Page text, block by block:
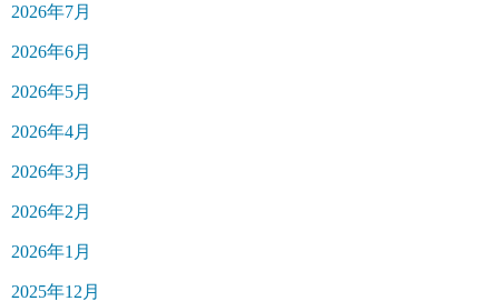
2026年7月
2026年6月
2026年5月
2026年4月
2026年3月
2026年2月
2026年1月
2025年12月